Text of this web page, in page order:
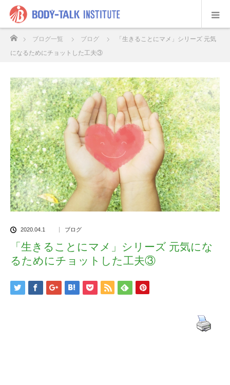
ブログ一覧 ブログ
「生きることにマメ」シリーズ 元気
になるためにチョットした工夫③
2020.04.1 ブログ
「生きることにマメ」シリーズ 元気にな
るためにチョットした工夫③